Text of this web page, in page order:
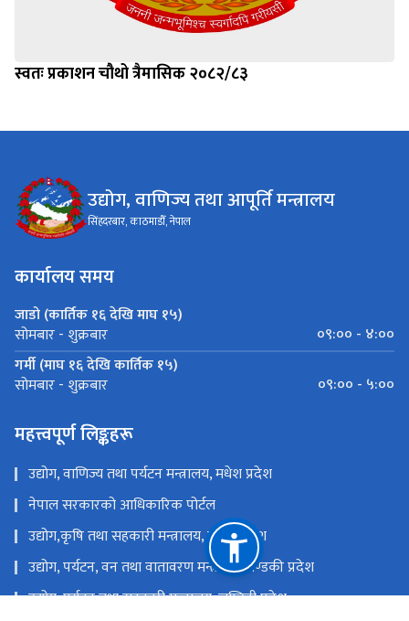
उद्योग, वाणिज्य तथा आपूर्ति मन्त्रालय
कार्यालय समय
जाडो (कार्तिक १६ देखि माघ १५)
सोमबार - शुक्रबार
०९:०० - ४:००
गर्मी (माघ १६ देखि कार्तिक १५)
महत्त्वपूर्ण लिङ्कहरू
उद्योग, वाणिज्य तथा पर्यटन मन्त्रालय, मधेश प्रदेश
नेपाल सरकारको आधिकारिक पोर्टल
उद्योग,कृषि तथा सहकारी मन्त्रालय, कोशी प्रदेश
उद्योग, पर्यटन, वन तथा वातावरण मन्त्रालय, गण्डकी प्रदेश